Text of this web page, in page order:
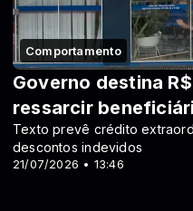
Comportamento
21/07/2026 • 13:46
Governo destina
ressarcir
Texto prevê crédito
descontos indevidos